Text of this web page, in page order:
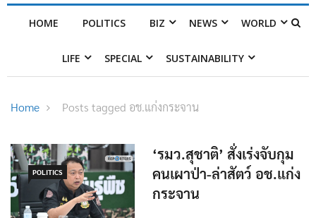
HOME POLITICS BIZ NEWS WORLD
LIFE SPECIAL SUSTAINABILITY
Home Posts tagged อช.แก่งกระจาน
POLITICS
‘รมว.สุชาติ’ สั่งเร่งจับกุม
คนเผาป่า-ล่าสัตว์ อช.แก่ง
กระจาน